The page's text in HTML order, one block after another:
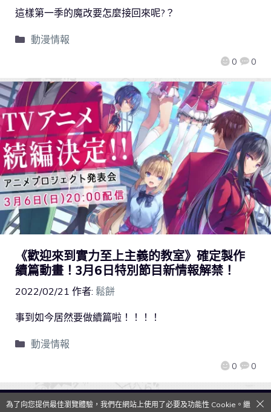
0 0
這樣第一季的魔改要怎麼接回來呢?？
動漫情報
《歡迎來到實力至上主義的教室》確定製作
續篇動畫！3月6日特別節目新情報解禁！
2022/02/21 作者: 鬆餅
0 0
事到如今居然要做續篇啦！！！！
動漫情報
QooApp Limited © 2026
為了向您提供最佳瀏覽體驗，我們在網站上使用了必要及功能性 Cookie。繼